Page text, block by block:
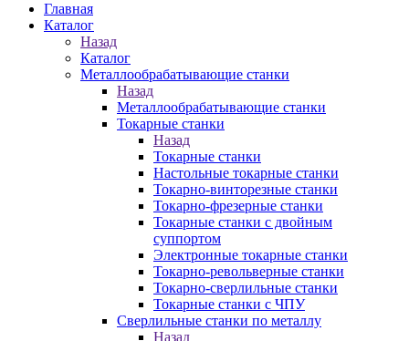
Главная
Каталог
Назад
Каталог
Металлообрабатывающие станки
Назад
Металлообрабатывающие станки
Токарные станки
Назад
Токарные станки
Настольные токарные станки
Токарно-винторезные станки
Токарно-фрезерные станки
Токарные станки с двойным
суппортом
Электронные токарные станки
Токарно-револьверные станки
Токарно-сверлильные станки
Токарные станки с ЧПУ
Сверлильные станки по металлу
Назад